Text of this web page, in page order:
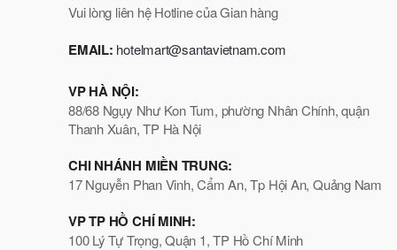
Vui lòng liên hệ Hotline của Gian hàng
EMAIL: hotelmart@santavietnam.com
VP HÀ NỘI:
88/68 Ngụy Như Kon Tum, phường Nhân Chính, quận
Thanh Xuân, TP Hà Nội
CHI NHÁNH MIỀN TRUNG:
17 Nguyễn Phan Vinh, Cẩm An, Tp Hội An, Quảng Nam
VP TP HỒ CHÍ MINH:
100 Lý Tự Trọng, Quận 1, TP Hồ Chí Minh